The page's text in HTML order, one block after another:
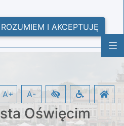
ROZUMIEM I AKCEPTUJĘ
Oświęcim
A+ A-